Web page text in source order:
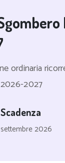
ordinaria
2027
Scadenza
settembre 2026